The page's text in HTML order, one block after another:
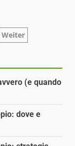
Weiter
(e quando
dove e